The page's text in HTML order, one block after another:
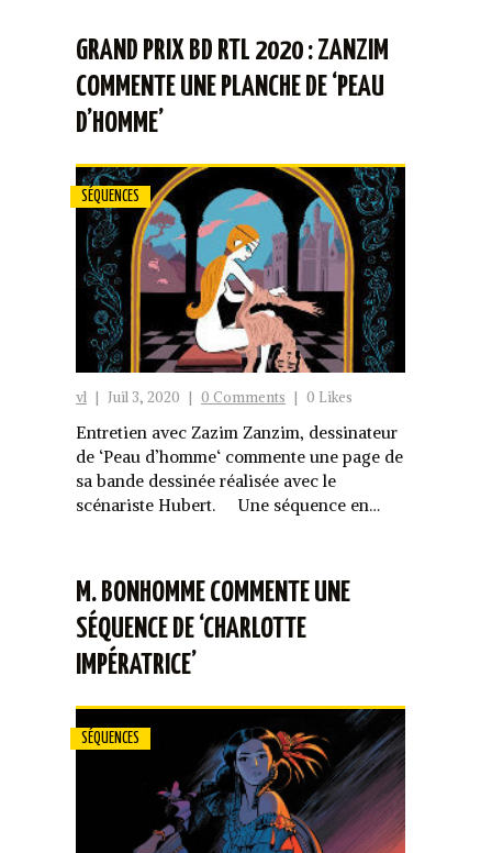
GRAND PRIX BD RTL 2020 : ZANZIM
COMMENTE UNE PLANCHE DE ‘PEAU
D’HOMME’
SÉQUENCES
vl | Juil 3, 2020 | 0 Comments | 0 Likes
Entretien avec Zazim Zanzim, dessinateur
de ‘Peau d’homme‘ commente une page de
sa bande dessinée réalisée avec le
scénariste Hubert. Une séquence en…
M. BONHOMME COMMENTE UNE
SÉQUENCE DE ‘CHARLOTTE
IMPÉRATRICE’
SÉQUENCES